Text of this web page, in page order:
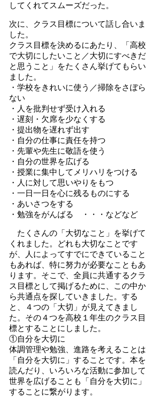
してくれてスムーズだった。
次に、クラス目標について話し合いま
した。
クラス目標を決めるにあたり、「高校
で大切にしたいこと／大切にすべきだ
と思うこと」をたくさん挙げてもらい
ました。
・学校をきれいに使う／掃除をさぼら
ない
・人を批判せず受け入れる
・遅刻・欠席を少なくする
・提出物を遅れず出す
・自分の仕事に責任を持つ
・先輩や先生に敬語を使う
・自分の世界を広げる
・授業に集中してメリハリをつける
・人に対して思いやりをもつ
・一日一日を心に残るものにする
・あいさつをする
・勉強をがんばる ・・・などなど
たくさんの「大切なこと」を挙げて
くれました。どれも大切なことです
が、人によってすでにできていること
もあれば、特に努力が必要なこともあ
ります。そこで、全員に共通するクラ
ス目標として掲げるために、この中か
ら共通点を探していきました。する
と、４つの「大切」が見えてきまし
た。その４つを高校１年生のクラス目
標とすることにしました。
①自分を大切に
体調管理や勉強、進路を考えることは
「自分を大切に」することです。本を
読んだり、いろいろな活動に参加して
世界を広げることも「自分を大切に」
することに繋がります。